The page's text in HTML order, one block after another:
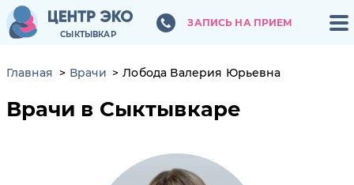
СЫКТЫВКАР
ЗАПИСЬ НА ПРИЕМ
СЫКТЫВКАР
ЗАПИСЬ НА ПРИЕМ
Главная Врачи Лобода Валерия Юрьевна
Врачи в Сыктывкаре